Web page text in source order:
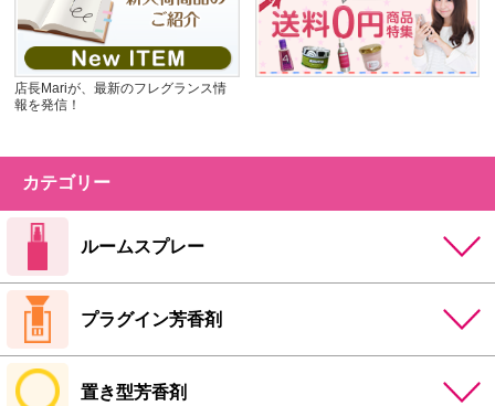
店長Mariが、最新のフレグランス情
報を発信！
カテゴリー
ルームスプレー
プラグイン芳香剤
置き型芳香剤